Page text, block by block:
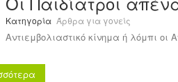
Κατηγορία Άρθρα για γονείς
Αντιεμβολιαστικό κίνημα ή λόμπι οι